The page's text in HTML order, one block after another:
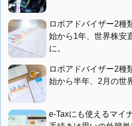
ロボアドバイザー2種
始から1年、世界株安
に。
ロボアドバイザー2種
始から半年、2月の世
e-Taxにも使えるマイ